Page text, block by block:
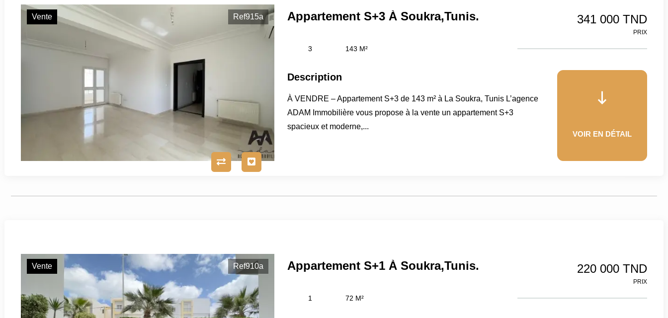
Vente Ref915a Appartement S+3 À Soukra,Tunis. 341 000 TND
PRIX
3 143 M²
Description
À VENDRE – Appartement S+3 de 143 m² à La Soukra, Tunis L’agence
ADAM Immobilière vous propose à la vente un appartement S+3
spacieux et moderne,...
VOIR EN DÉTAIL
Vente Ref910a Appartement S+1 À Soukra,Tunis. 220 000 TND
PRIX
1 72 M²